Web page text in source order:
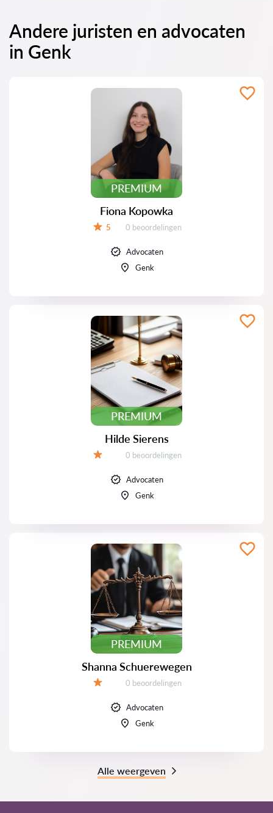
Andere juristen en advocaten
in Genk
PREMIUM
Fiona Kopowka
5 Beoordelingen:
0 beoordelingen
Advocaten
Genk
PREMIUM
Hilde Sierens
Beoordelingen:
0 beoordelingen
Advocaten
Genk
PREMIUM
Shanna Schuerewegen
Beoordelingen:
0 beoordelingen
Advocaten
Genk
Alle weergeven